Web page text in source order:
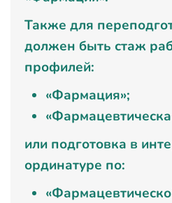
Также для
должен быть стаж
профилей:
«Фармация»;
или подготовка в
ординатуре по: